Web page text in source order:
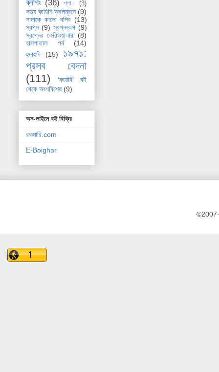
ব্লগিং (36) শ্লা। (3)
সত্য কাহিনি অবলম্বনে (9)
সাদাকে কালো বলিব (13)
স্বপ্ন (9) স্বপ্নভংগ (9)
স্বপ্নের ফেরিওয়ালারা (8)
হাসপাতাল পর্ব
(14)
হুদাহুদি
(15)
১৯৭১:
প্রসব বেদনা
(111)
‘কয়েদি’ বই
থেকে অংশবিশেষ (9)
অন-লাইনে বই বিক্রি
রকমারি.com
E-Boighar